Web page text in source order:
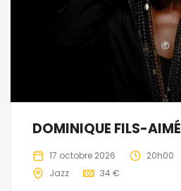
DOMINIQUE FILS-AIMÉ
17 octobre 2026
20h00
Jazz
34 €